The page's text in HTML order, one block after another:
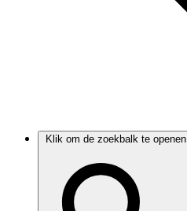
Klik om de zoekbalk te openen